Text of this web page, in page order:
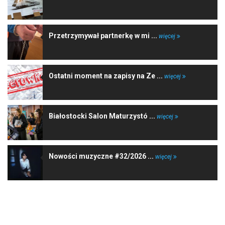
Przetrzymywał partnerkę w mi ... więcej
Ostatni moment na zapisy na Ze ... więcej
Białostocki Salon Maturzystó ... więcej
Nowości muzyczne #32/2026 ... więcej